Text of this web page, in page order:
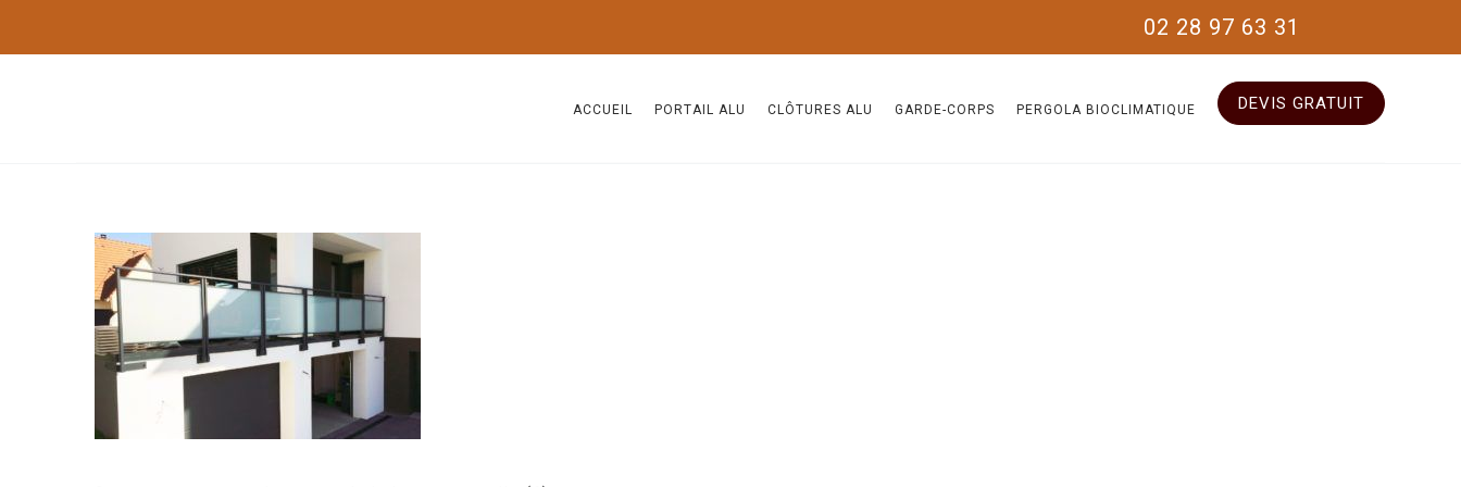
02 28 97 63 31
DEVIS GRATUIT
ACCUEIL PORTAIL ALU CLÔTURES ALU GARDE-CORPS PERGOLA BIOCLIMATIQUE